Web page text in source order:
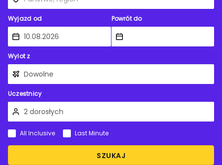
Wyjazd od Powrót do
Wylot z
Uczestnicy
SZUKAJ
All Inclusive Last Minute